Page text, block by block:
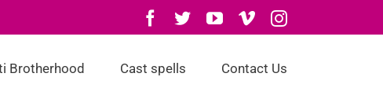
Facebook
TwitterYouTube
VimeoInstagram
Brotherhood Cast spells Contact Us